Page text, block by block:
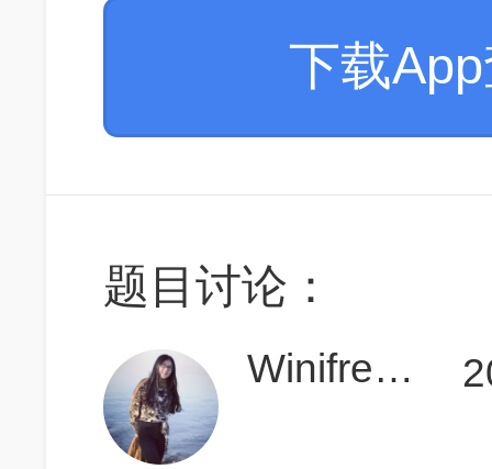
下载
题目讨论：
Winifred96